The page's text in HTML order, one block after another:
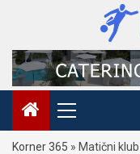
content
Primary
Menu
Korner 365 » Matični